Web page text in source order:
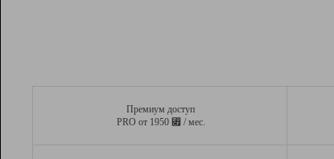
Премиум доступ
PRO от 1950 ⃏ / мес.